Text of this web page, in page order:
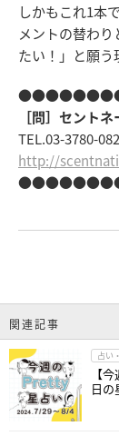
しかもこれ1本
メントの替わ
たい！」と願う
［問］セント
TEL.03-3780-
http://
関連記事
占い
【
日の